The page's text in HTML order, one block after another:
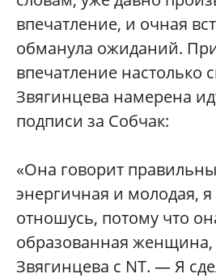
впечатление, и очная
обманула ожиданий.
впечатление настолько
Звягинцева намерена
подписи за Собчак:
«Она говорит
энергичная и молодая,
отношусь, потому что
образованная
Звягинцева с NT. — Я